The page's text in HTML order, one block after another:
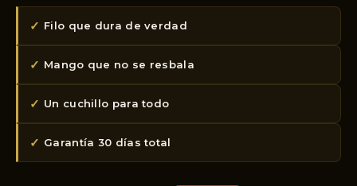
✓ Filo que dura de verdad
✓ Mango que no se resbala
✓ Un cuchillo para todo
✓ Garantía 30 días total